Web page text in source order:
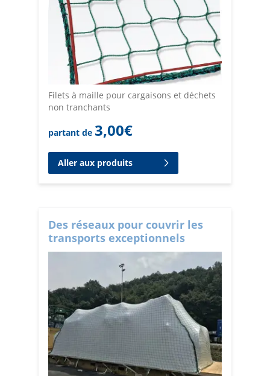
Filets à maille pour cargaisons et déchets
non tranchants
partant de 3,00€
Aller aux produits
Des réseaux pour couvrir les
transports exceptionnels